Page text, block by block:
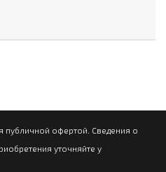
публичной офертой. Сведения о
уточняйте у